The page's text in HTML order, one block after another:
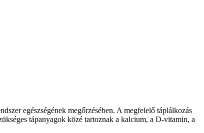
egészségének megőrzésében. A megfelelő táplálkozás
tápanyagok közé tartoznak a kalcium, a D-vitamin, a